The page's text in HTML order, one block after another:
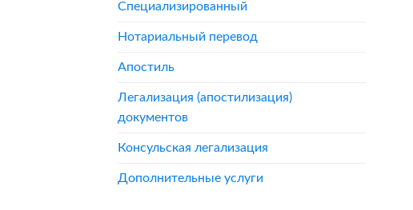
Специализированный
Нотариальный перевод
Апостиль
Легализация (апостилизация)
документов
Консульская легализация
Дополнительные услуги